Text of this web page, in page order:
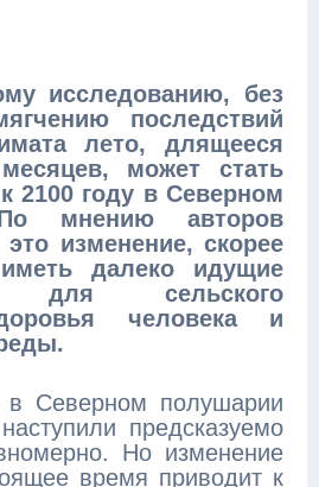
исследованию, без
последствий
лето, длящееся
может стать
2100 году в Северном
мнению авторов
изменение, скорее
далеко идущие
для сельского
человека и
в Северном полушарии
предсказуемо
Но изменение
время приводит к